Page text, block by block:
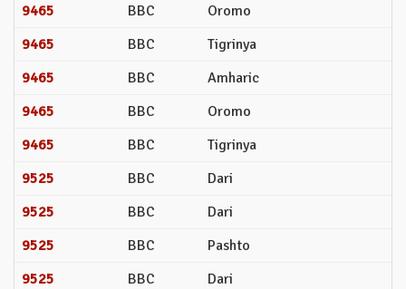
9465
BBC
Oromo
9465
BBC
Tigrinya
9465
BBC
Amharic
9465
BBC
Oromo
9465
BBC
Tigrinya
9525
BBC
Dari
9525
BBC
Dari
9525
BBC
Pashto
9525
BBC
Dari